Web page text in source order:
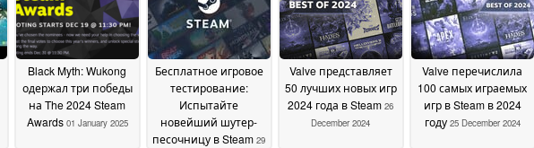
Black Myth: Wukong
одержал три победы
на The 2024 Steam
Awards 01 January 2025
Бесплатное игровое
тестирование:
Испытайте
новейший шутер-
песочницу в Steam 29
Valve представляет
50 лучших новых игр
2024 года в Steam 26
December 2024
Valve перечислила
100 самых играемых
игр в Steam в 2024
году 25 December 2024